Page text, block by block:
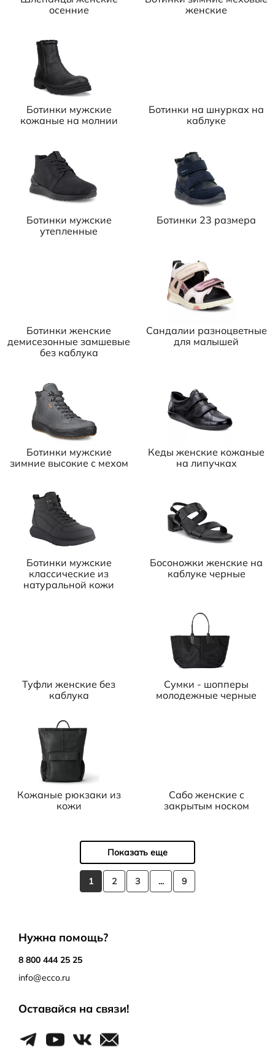
осенние
женские
Ботинки мужские
кожаные на молнии
Ботинки на шнурках на
каблуке
Ботинки мужские
утепленные
Ботинки 23 размера
Ботинки женские
демисезонные замшевые
без каблука
Сандалии разноцветные
для малышей
Ботинки мужские
зимние высокие с мехом
Кеды женские кожаные
на липучках
Ботинки мужские
классические из
натуральной кожи
Босоножки женские на
каблуке черные
Туфли женские без
каблука
Сумки - шопперы
молодежные черные
Кожаные рюкзаки из
кожи
Сабо женские с
закрытым носком
1 2 3 ... 9
Показать еще
Нужна помощь?
8 800 444 25 25
info@ecco.ru
Оставайся на связи!